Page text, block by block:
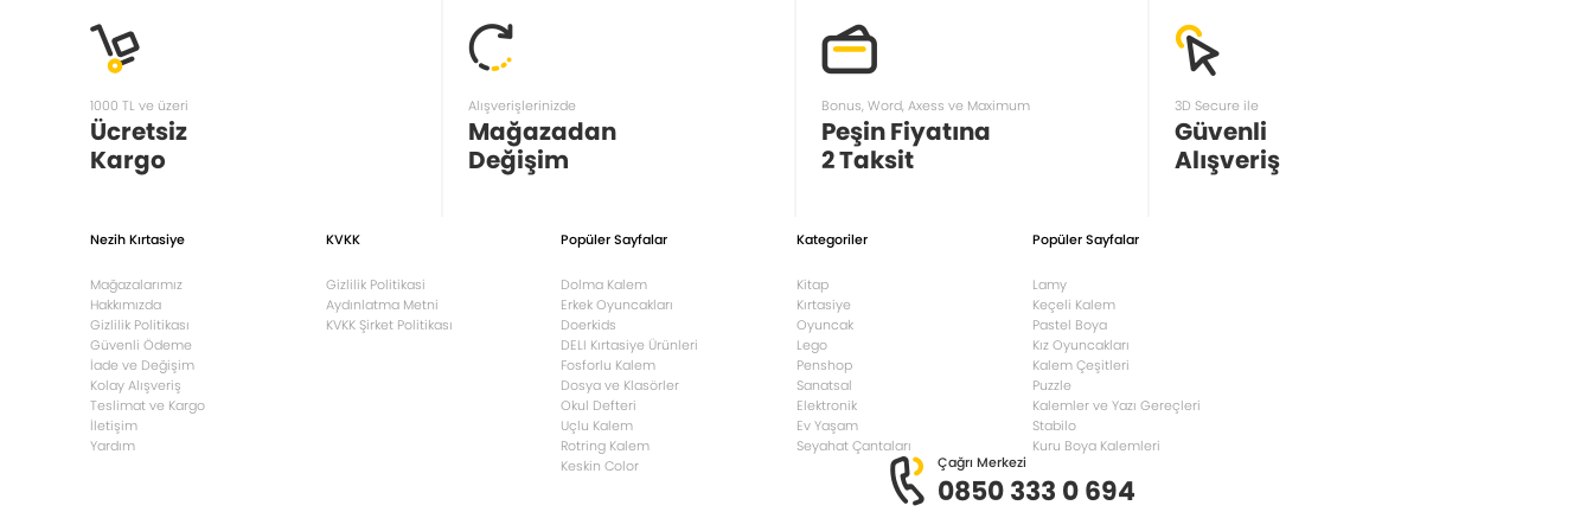
1000 TL ve üzeri
Ücretsiz
Kargo
Alışverişlerinizde
Mağazadan
Değişim
Bonus, Word, Axess ve Maximum
Peşin Fiyatına
2 Taksit
3D Secure ile
Güvenli
Alışveriş
Nezih Kırtasiye
Mağazalarımız
Hakkımızda
Gizlilik Politikası
Güvenli Ödeme
İade ve Değişim
Kolay Alışveriş
Teslimat ve Kargo
İletişim
Yardım
KVKK
Gizlilik Politikasi
Aydınlatma Metni
KVKK Şirket Politikası
Popüler Sayfalar
Dolma Kalem
Erkek Oyuncakları
Doerkids
DELI Kırtasiye Ürünleri
Fosforlu Kalem
Dosya ve Klasörler
Okul Defteri
Uçlu Kalem
Rotring Kalem
Keskin Color
Kategoriler
Kitap
Kırtasiye
Oyuncak
Lego
Penshop
Sanatsal
Elektronik
Ev Yaşam
Seyahat Çantaları
Popüler Sayfalar
Lamy
Keçeli Kalem
Pastel Boya
Kız Oyuncakları
Kalem Çeşitleri
Puzzle
Kalemler ve Yazı Gereçleri
Stabilo
Kuru Boya Kalemleri
Çağrı Merkezi
0850 333 0 694